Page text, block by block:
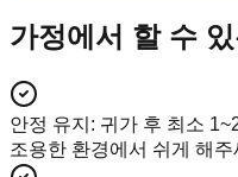
가정에서 할 수
안정 유지 : 귀가 후 최소
조용한 환경에서 쉬게 해주